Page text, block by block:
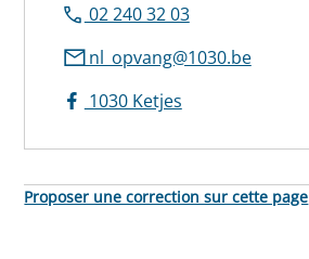
02 240 32 03
nl_opvang@1030.be
1030 Ketjes
Proposer une correction sur cette page